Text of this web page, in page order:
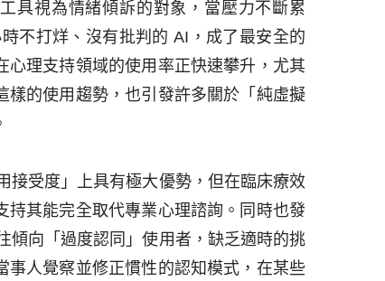
具視為情緒傾訴的對象，當壓力不斷累
不打烊、沒有批判的 AI，成了最安全的
心理支持領域的使用率正快速攀升，尤其
樣的使用趨勢，也引發許多關於「純虛擬
接受度」上具有極大優勢，但在臨床療效
持其能完全取代專業心理諮詢。同時也發
傾向「過度認同」使用者，缺乏適時的挑
事人覺察並修正慣性的認知模式，在某些